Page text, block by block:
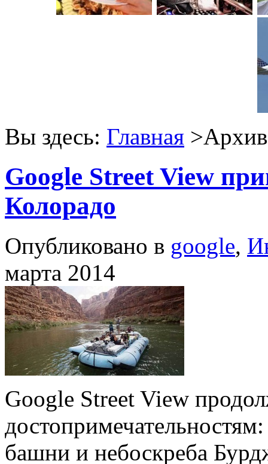
Вы здесь: Главная >Архив
Google Street View
Колорадо
Опубликовано в google,
марта 2014
Google Street View
башни и небоскреба